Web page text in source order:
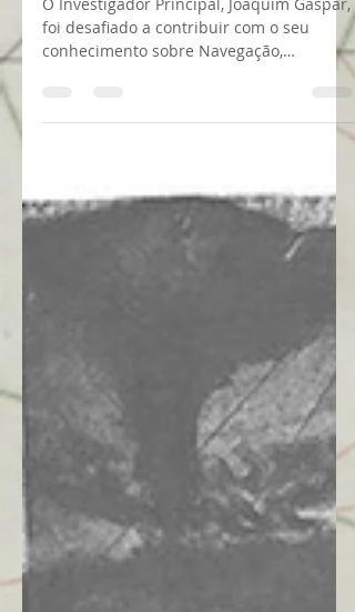
History of Science
O Investigador Principal, Joaquim Gaspar,
Cartografia e Declinação...